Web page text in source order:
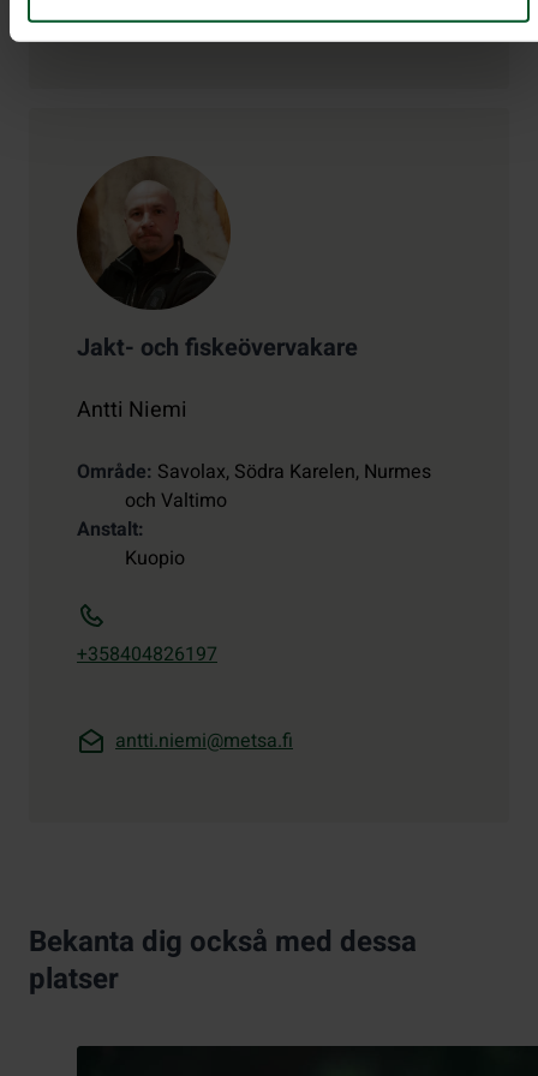
markus.pekkinen@metsa.fi
Jakt- och fiskeövervakare
Antti Niemi
Område Savolax, Södra Karelen, Nurmes
och Valtimo
Anstalt
Kuopio
+358404826197
antti.niemi@metsa.fi
Bekanta dig också med dessa
platser